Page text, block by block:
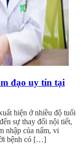
đạo uy tín tại
hiện ở nhiều độ tuổi
sự thay đổi nội tiết,
nhập của nấm, vi
bệnh có […]